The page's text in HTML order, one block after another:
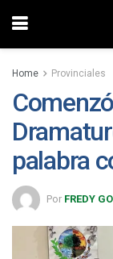
Home Provinciales
palabra
Por FREDY